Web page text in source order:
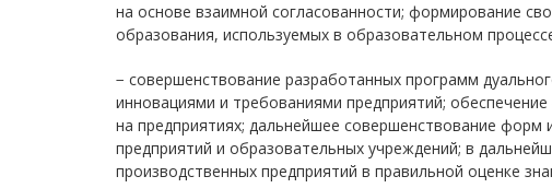
на основе взаимной согласованности; формирование
образования, используемых в образовательном
− совершенствование разработанных программ
инновациями и требованиями предприятий;
на предприятиях; дальнейшее совершенствование
предприятий и образовательных учреждений; в
производственных предприятий в правильной оценке